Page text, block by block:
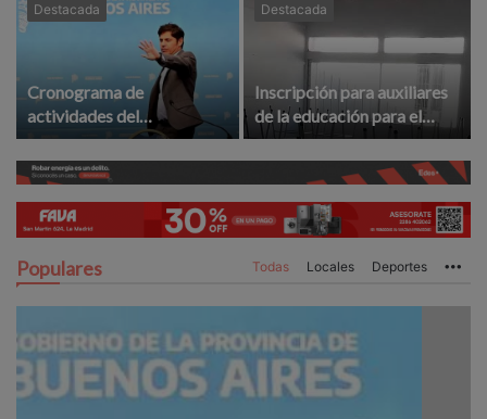
Destacada
Cronograma de
actividades del
gobernador Kicillof en La
Madrid
Destacada
Inscripción para auxiliares
de la educación para el
ciclo lectivo 2027
Populares Todas Locales Deportes